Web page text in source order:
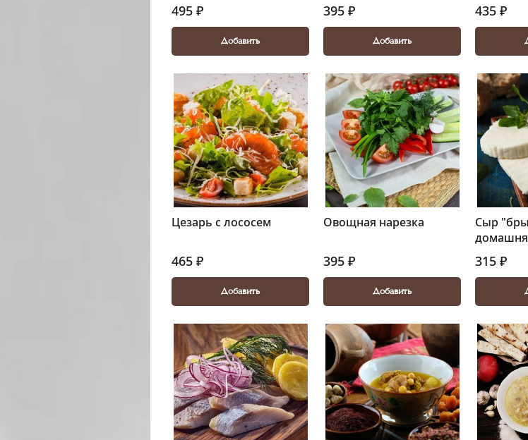
495 ₽
Добавить
395 ₽
Добавить
435 ₽
Цезарь с лососем
465 ₽
Добавить
Овощная нарезка
395 ₽
Добавить
Сыр
315 ₽